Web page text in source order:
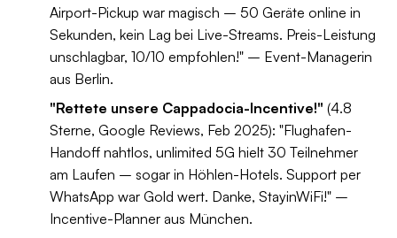
Airport-Pickup war magisch – 50 Geräte online in
Sekunden, kein Lag bei Live-Streams. Preis-Leistung
unschlagbar, 10/10 empfohlen!" – Event-Managerin
aus Berlin.
"Rettete unsere Cappadocia-Incentive!" (4.8
Sterne, Google Reviews, Feb 2025): "Flughafen-
Handoff nahtlos, unlimited 5G hielt 30 Teilnehmer
am Laufen – sogar in Höhlen-Hotels. Support per
WhatsApp war Gold wert. Danke, StayinWiFi!" –
Incentive-Planner aus München.